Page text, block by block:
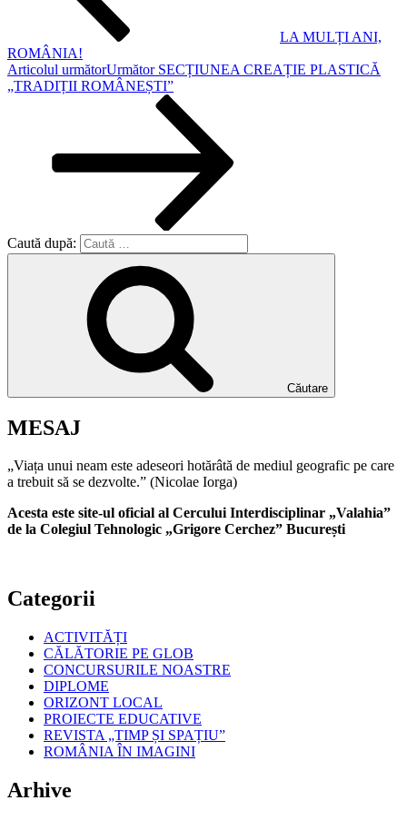
LA MULȚI ANI,
ROMÂNIA!
Articolul următorUrmător SECȚIUNEA CREAȚIE PLASTICĂ
„TRADIȚII ROMÂNEȘTI”
Caută după:
Căutare
MESAJ
„Viața unui neam este adeseori hotărâtă de mediul geografic pe care
a trebuit să se dezvolte.” (Nicolae Iorga)
Acesta este site-ul oficial al Cercului Interdisciplinar „Valahia”
de la Colegiul Tehnologic „Grigore Cerchez” București
Categorii
ACTIVITĂȚI
CĂLĂTORIE PE GLOB
CONCURSURILE NOASTRE
DIPLOME
ORIZONT LOCAL
PROIECTE EDUCATIVE
REVISTA „TIMP ȘI SPAȚIU”
ROMÂNIA ÎN IMAGINI
Arhive